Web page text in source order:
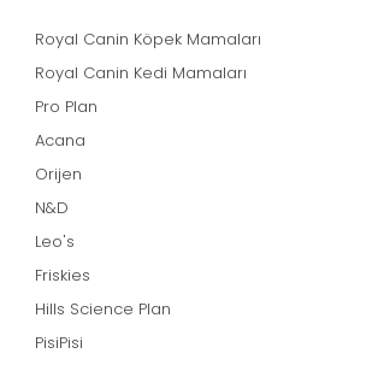
Royal Canin Köpek Mamaları
Royal Canin Kedi Mamaları
Pro Plan
Acana
Orijen
N&D
Leo's
Friskies
Hills Science Plan
PisiPisi